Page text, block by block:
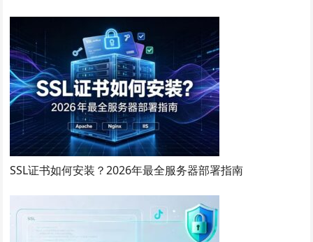
SSL证书如何安装？2026年最全服务器部署指南